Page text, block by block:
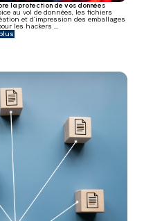
la protection de vos données
au vol de données, les fichiers
et d’impression des emballages
les hackers ...